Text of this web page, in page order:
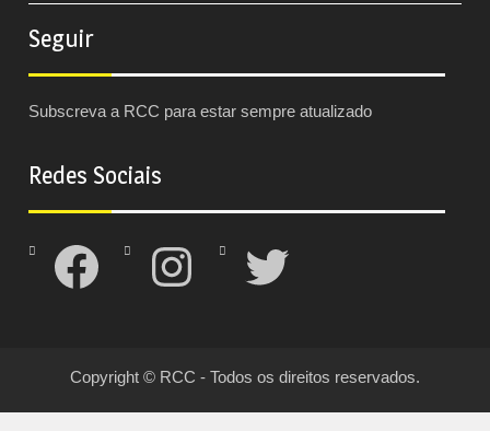
Seguir
Subscreva a RCC para estar sempre atualizado
Redes Sociais
Facebook Instagram Twitter
Copyright © RCC - Todos os direitos reservados.